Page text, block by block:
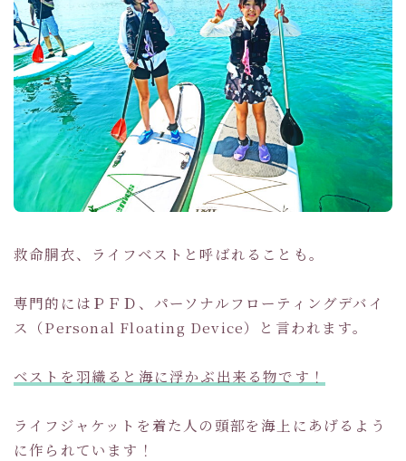
救命胴衣、ライフベストと呼ばれることも。
専門的にはＰＦＤ、パーソナルフローティングデバイ
ス（Personal Floating Device）と言われます。
ベストを羽織ると海に浮かぶ出来る物です！
ライフジャケットを着た人の頭部を海上にあげるよう
に作られています！